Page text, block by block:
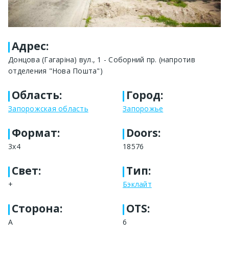
Адрес:
Донцова (Гагаріна) вул., 1 - Соборний пр. (напротив
отделения "Нова Пошта")
Область:
Запорожская область
Город:
Запорожье
Формат:
3х4
Doors:
18576
Свет:
+
Тип:
Бэклайт
Сторона:
А
OTS:
6